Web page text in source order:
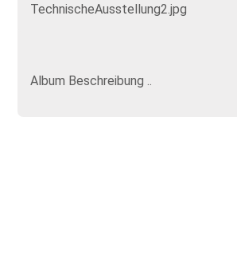
TechnischeAusstellung2.jpg
Album Beschreibung ..